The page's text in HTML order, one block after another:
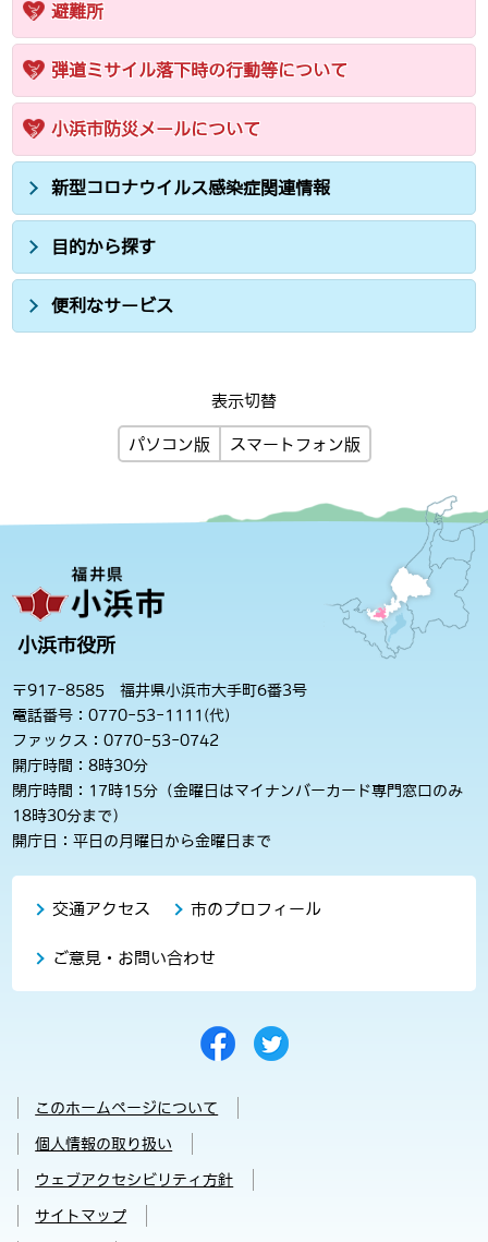
避難所
弾道ミサイル落下時の行動等について
小浜市防災メールについて
新型コロナウイルス感染症関連情報
目的から探す
便利なサービス
表示切替
パソコン版 スマートフォン版
小浜市役所
〒917-8585 福井県小浜市大手町6番3号
電話番号：0770-53-1111(代)
ファックス：0770-53-0742
開庁時間：8時30分
閉庁時間：17時15分（金曜日はマイナンバーカード専門窓口のみ
18時30分まで）
開庁日：平日の月曜日から金曜日まで
交通アクセス 市のプロフィール
ご意見・お問い合わせ
このホームページについて
個人情報の取り扱い
ウェブアクセシビリティ方針
サイトマップ